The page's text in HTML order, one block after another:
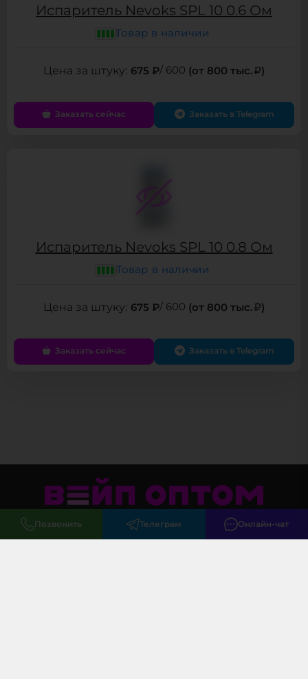
Испаритель Nevoks SPL 10 0.6 Ом
Товар в наличии
675 ₽/ 600 (от 800 тыс. )
Заказать сейчас Заказать в Telegram
Испаритель Nevoks SPL 10 0.8 Ом
Товар в наличии
675 ₽/ 600 (от 800 тыс. )
Заказать сейчас Заказать в Telegram
Меню
Позвонить Телеграм Онлайн-чат